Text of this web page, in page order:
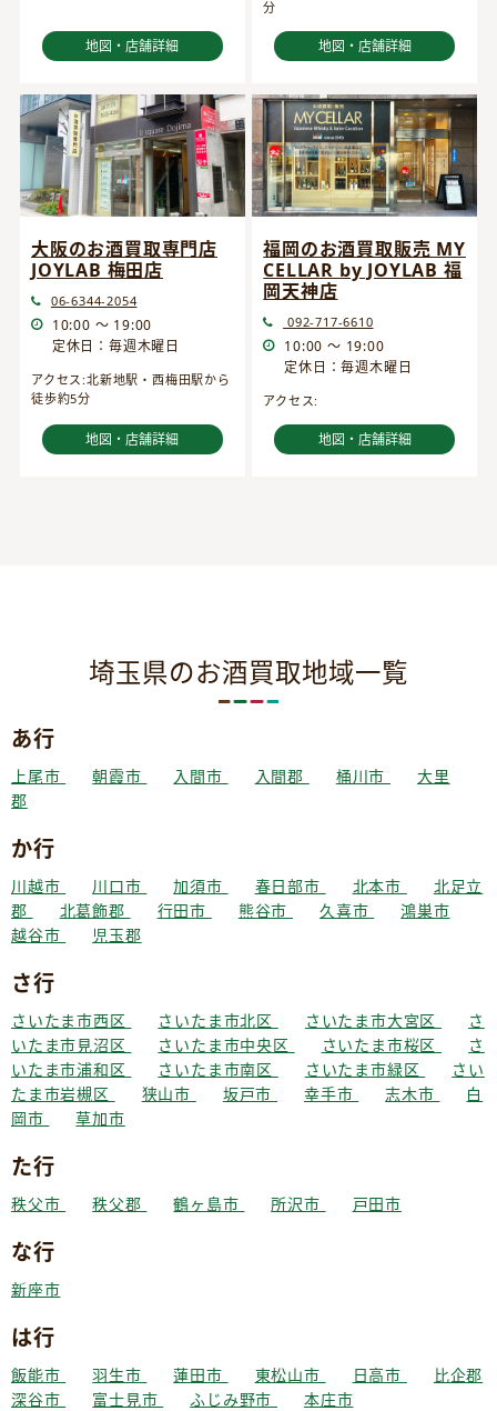
地図・店舗詳細
分
地図・店舗詳細
大阪のお酒買取専門店
JOYLAB 梅田店
06-6344-2054
10:00 ～ 19:00
定休日：毎週木曜日
アクセス:北新地駅・西梅田駅から
徒歩約5分
地図・店舗詳細
福岡のお酒買取販売 MY
CELLAR by JOYLAB 福
岡天神店
092-717-6610
10:00 ～ 19:00
定休日：毎週木曜日
アクセス:
地図・店舗詳細
埼玉県のお酒買取地域一覧
あ行
上尾市 朝霞市 入間市 入間郡 桶川市
大里
郡
か行
川越市 川口市 加須市 春日部市 北本市
北足立
郡
北葛飾郡 行田市 熊谷市 久喜市
鴻巣市
越谷市
児玉郡
さ行
さいたま市西区 さいたま市北区 さいたま市大宮区
さ
いたま市見沼区
さいたま市中央区 さいたま市桜区
さ
いたま市浦和区
さいたま市南区 さいたま市緑区
さい
たま市岩槻区
狭山市 坂戸市 幸手市 志木市
白
岡市
草加市
た行
秩父市 秩父郡 鶴ヶ島市 所沢市 戸田市
な行
新座市
は行
飯能市 羽生市 蓮田市 東松山市 日高市
比企郡
深谷市
富士見市 ふじみ野市 本庄市